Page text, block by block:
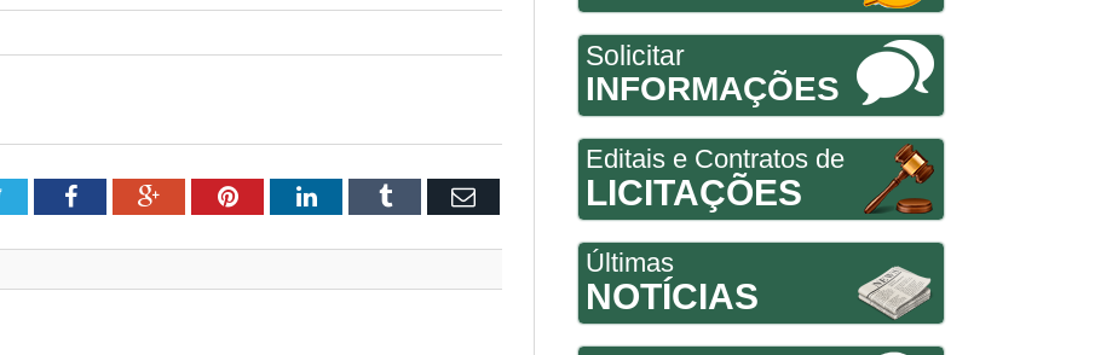
TwitterFacebookGoogle+PinterestLinkedInTumblr Email
Solicitar
INFORMAÇÕES
Editais e Contratos de
LICITAÇÕES
Últimas
NOTÍCIAS